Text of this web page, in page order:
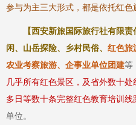
参与为主三大形式，都是依托红色
【西安新旅国际旅行社有限责
闲、山岳探险、乡村民俗、 红色旅
农业考察旅游、企事业单位团建等
几乎所有红色景区，及省外数十处
多日等数十条完整红色教育培训线
单位。